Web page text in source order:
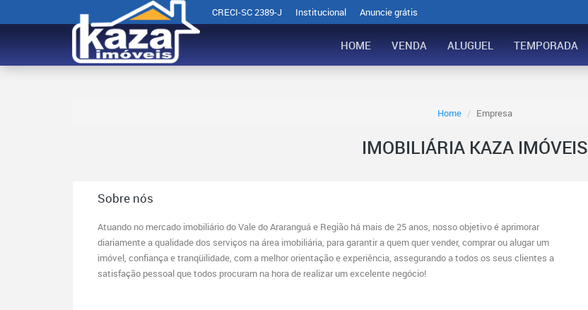
CRECI-SC 2389-J Institucional Anuncie grátis
HOME VENDA ALUGUEL TEMPORADA
Home Empresa
IMOBILIÁRIA KAZA IMÓVEIS
Sobre nós
Atuando no mercado imobiliário do Vale do Araranguá e Região há mais de 25 anos, nosso objetivo é aprimorar
diariamente a qualidade dos serviços na área imobiliária, para garantir a quem quer vender, comprar ou alugar um
imóvel, confiança e tranqüilidade, com a melhor orientação e experiência, assegurando a todos os seus clientes a
satisfação pessoal que todos procuram na hora de realizar um excelente negócio!